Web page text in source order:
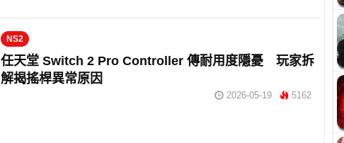
NS2
任天堂 Switch 2 Pro Controller 傳耐用度隱憂 玩家拆
解揭搖桿異常原因
2026-05-19 5162